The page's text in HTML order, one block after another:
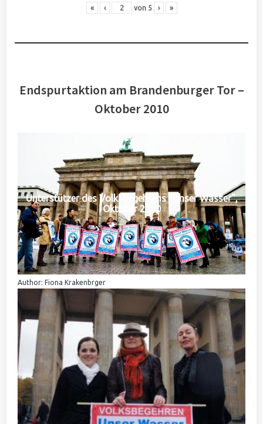
« ‹ von 5 › »
Endspurtaktion am Brandenburger Tor –
Oktober 2010
Unterstützer des Volksbegehrens "Unser Wasser",
Oktober 2010
Author: Fiona Krakenbrger